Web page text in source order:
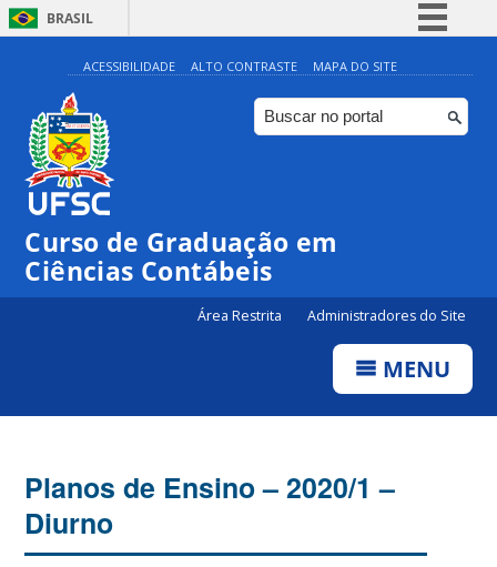
BRASIL
Simplifique!
Comunica BR
Participe
Canais
ACESSIBILIDADE ALTO CONTRASTE MAPA DO SITE
Curso de Graduação em
Ciências Contábeis
Área Restrita Administradores do Site
MENU
Planos de Ensino – 2020/1 –
Diurno